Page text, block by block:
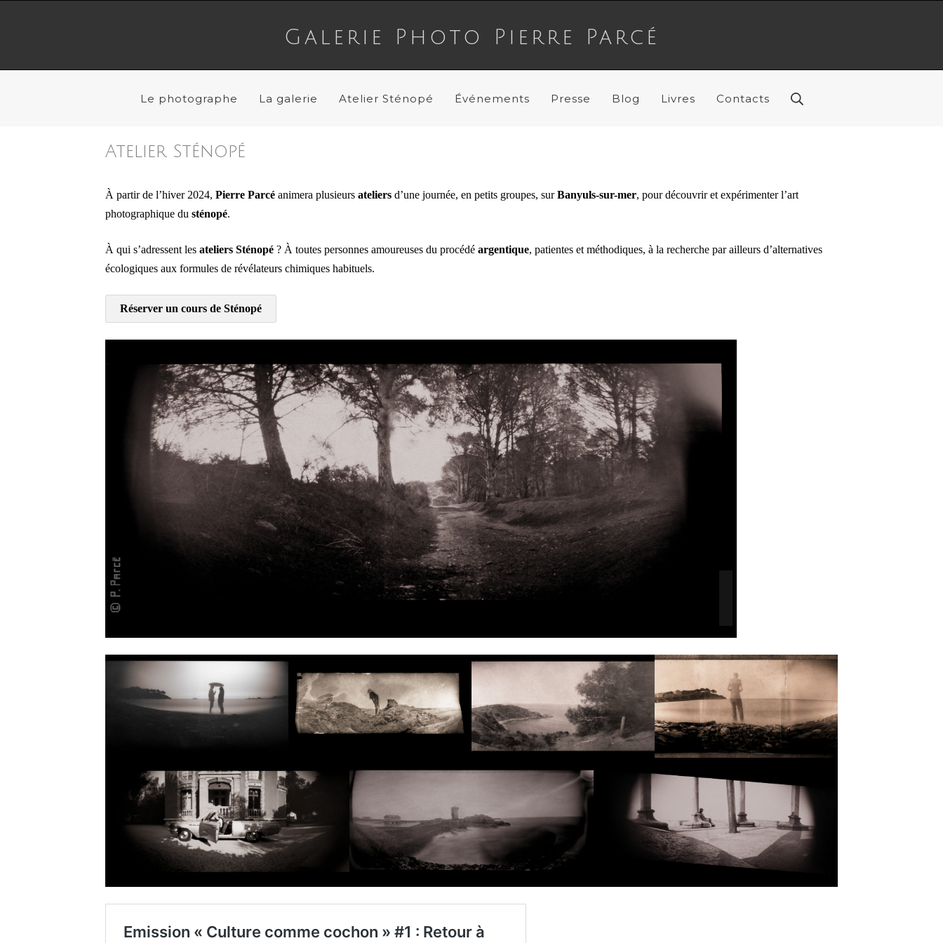
Galerie Photo Pierre Parcé
Le photographe La galerie Atelier Sténopé Événements Presse Blog Livres Contacts
Atelier Sténopé
À partir de l’hiver 2024, Pierre Parcé animera plusieurs ateliers d’une journée, en petits groupes, surBanyuls-sur-mer, pour découvrir et expérimenter l’art
photographique du sténopé.
À qui s’adressent les ateliers Sténopé ? À toutes personnes amoureuses du procédé argentique, patientes et méthodiques, à la recherche par ailleurs d’alternatives
écologiques aux formules de révélateurs chimiques habituels.
Réserver un cours de Sténopé